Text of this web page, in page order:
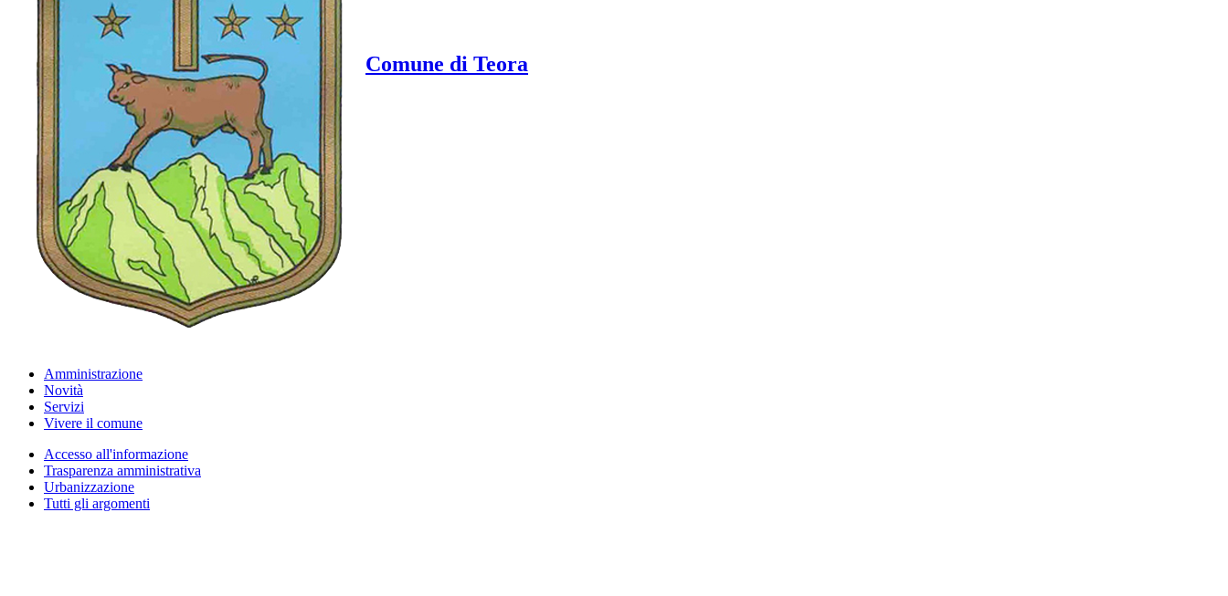
Comune di Teora
Amministrazione
Novità
Servizi
Vivere il comune
Accesso all'informazione
Trasparenza amministrativa
Urbanizzazione
Tutti gli argomenti